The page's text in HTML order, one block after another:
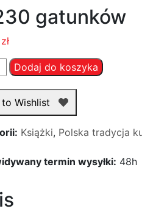
gatunków
zł
Dodaj do koszyka
Wishlist
Książki, Polska tradycja
termin wysyłki: 48h